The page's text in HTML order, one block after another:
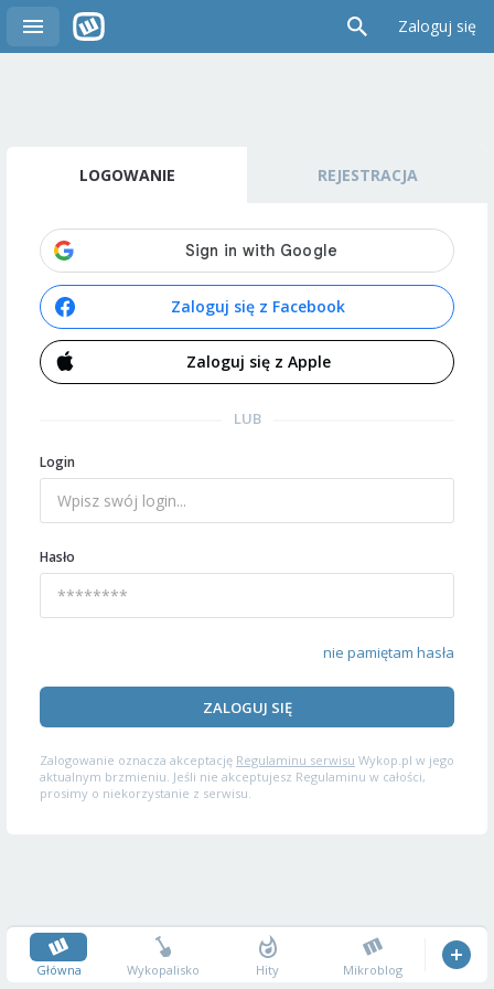
Zaloguj się
LOGOWANIE REJESTRACJA
Zaloguj się z Facebook
Zaloguj się z Apple
LUB
Login
Hasło
nie pamiętam hasła
ZALOGUJ SIĘ
Zalogowanie oznacza akceptację Regulaminu serwisu Wykop.pl w jego
aktualnym brzmieniu. Jeśli nie akceptujesz Regulaminu w całości,
prosimy o niekorzystanie z serwisu.
Główna Wykopalisko Hity Mikroblog